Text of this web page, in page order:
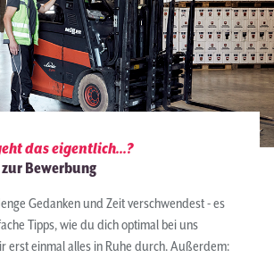
das eigentlich...?
Bewerbung
Gedanken und Zeit verschwendest - es
Tipps, wie du dich optimal bei uns
erst einmal alles in Ruhe durch. Außerdem: